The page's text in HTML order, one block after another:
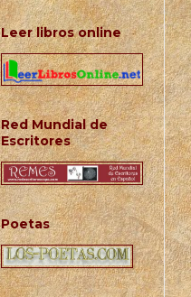
Leer libros online
Red Mundial de
Escritores
Poetas